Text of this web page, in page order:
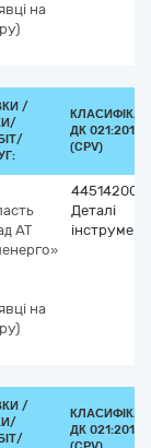
на
/
ДК 021:2015
(CPV)
АТ
на
44514200-
Деталі
/
ДК 021:2015